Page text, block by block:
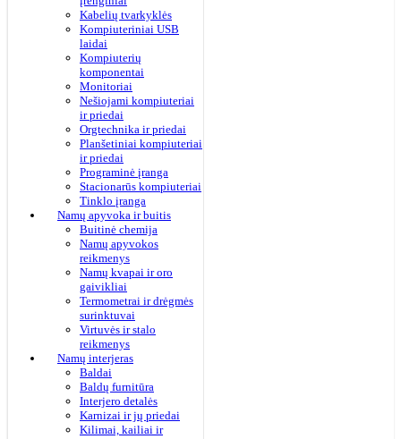
Kabelių tvarkyklės
Kompiuteriniai USB
laidai
Kompiuterių
komponentai
Monitoriai
Nešiojami kompiuteriai
ir priedai
Orgtechnika ir priedai
Planšetiniai kompiuteriai
ir priedai
Programinė įranga
Stacionarūs kompiuteriai
Tinklo įranga
Namų apyvoka ir buitis
Buitinė chemija
Namų apyvokos
reikmenys
Namų kvapai ir oro
gaivikliai
Termometrai ir drėgmės
surinktuvai
Virtuvės ir stalo
reikmenys
Namų interjeras
Baldai
Baldų furnitūra
Interjero detalės
Karnizai ir jų priedai
Kilimai, kailiai ir